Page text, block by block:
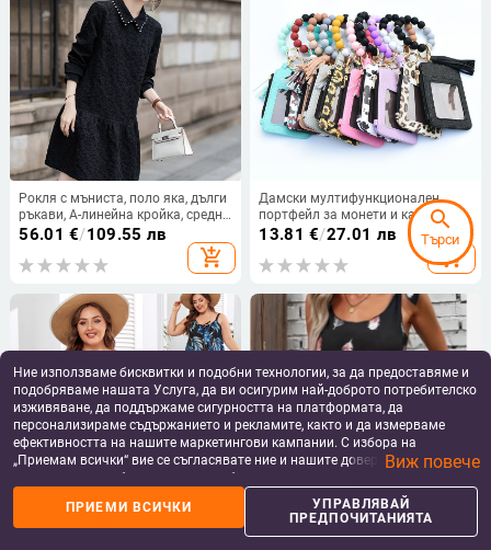
Рокля с мъниста, поло яка, дълги
ръкави, А-линейна кройка, средна
дължина
56.01 €/109.55 лв
add_shopping_cart
Дамски мултифункционален
портфейл за монети и карти, Gu
Zi, PU кожа, геометричен модел,
13.81 €/27.01 лв
add_shopping_cart
Гащеризон без ръкави с принт на
пера и колан — полиестер, права
Ние използваме бисквитки и подобни технологии, за да предоставяме и
подобряваме нашата Услуга, да ви осигурим най-доброто потребителско
изживяване, да поддържаме сигурността на платформата, да
персонализираме съдържанието и рекламите, както и да измерваме
ефективността на нашите маркетингови кампании. С избора на
„Приемам всички“ вие се съгласявате ние и нашите доверени партньори
да съхраняваме бисквитки и подобни технологии на вашето устройство
за рекламни и аналитични цели. Можете по всяко време да управлявате
своите предпочитания, като натиснете „Управлявай предпочитанията“.
За повече информация, моля, вижте нашата
Виж повече
ПРИЕМИ ВСИЧКИ
УПРАВЛЯВАЙ
ПРЕДПОЧИТАНИЯТА
search
Търси